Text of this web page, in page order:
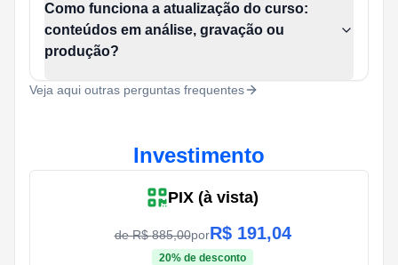
Como funciona a atualização do curso:
conteúdos em análise, gravação ou
produção?
Veja aqui outras perguntas frequentes
Investimento
PIX (à vista)
de R$885,00porR$ 191,04
20% de desconto